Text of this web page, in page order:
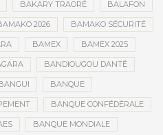
BAKARY TRAORÉ BALAFON
2026 BAMAKO SÉCURITÉ
BAMEX BAMEX 2025
BANDIOUGOU DANTÉ
BANQUE
BANQUE CONFÉDÉRALE
BANQUE MONDIALE